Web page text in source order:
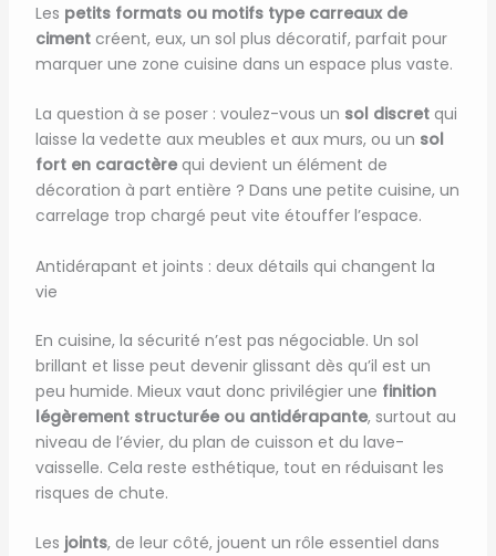
Les petits formats ou motifs type carreaux de
cimentcréent, eux, un sol plus décoratif, parfait pour
marquer une zone cuisine dans un espace plus vaste.
La question à se poser : voulez-vous un sol discretqui
laisse la vedette aux meubles et aux murs, ou un sol
fort en caractèrequi devient un élément de
décoration à part entière ? Dans une petite cuisine, un
carrelage trop chargé peut vite étouffer l’espace.
Antidérapant et joints : deux détails qui changent la
vie
En cuisine, la sécurité n’est pas négociable. Un sol
brillant et lisse peut devenir glissant dès qu’il est un
peu humide. Mieux vaut donc privilégier une finition
légèrement structurée ou antidérapante, surtout au
niveau de l’évier, du plan de cuisson et du lave-
vaisselle. Cela reste esthétique, tout en réduisant les
risques de chute.
Les joints, de leur côté, jouent un rôle essentiel dans